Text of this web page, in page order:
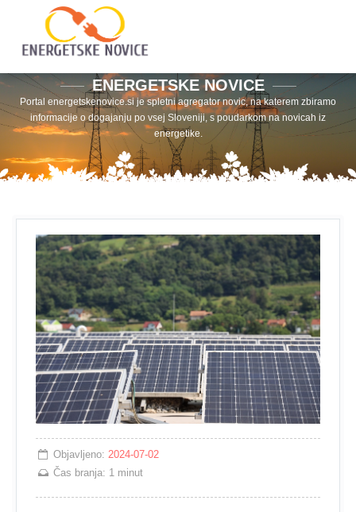
ENERGETSKE NOVICE
Portal energetskenovice.si je spletni agregator novic, na katerem zbiramo
informacije o dogajanju po vsej Sloveniji, s poudarkom na novicah iz
energetike.
Objavljeno:2024-07-02
Čas branja: 1 minut